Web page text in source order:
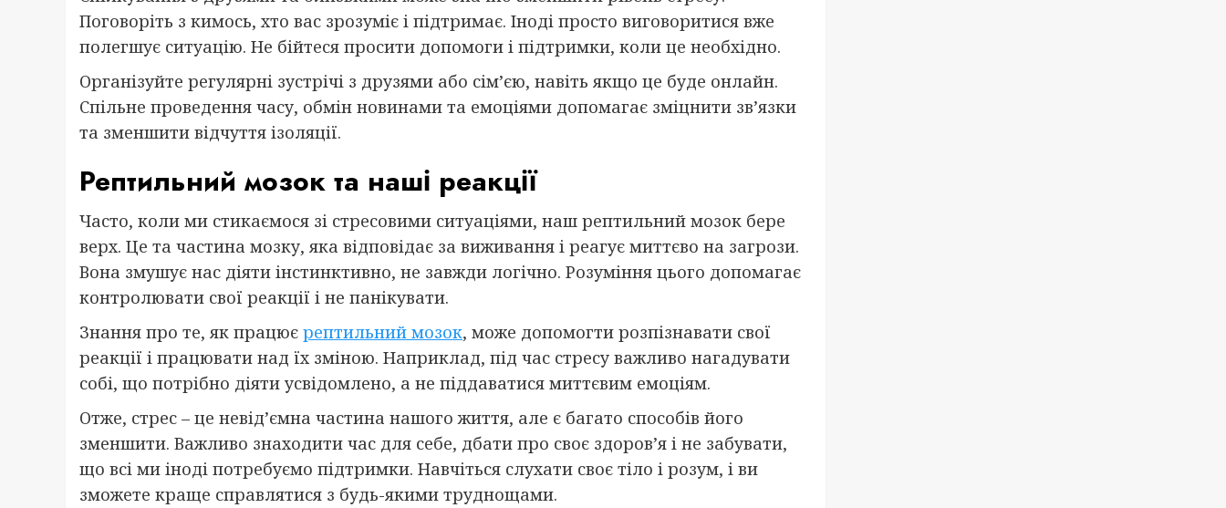
Поговоріть з кимось, хто вас зрозуміє і підтримає. Іноді просто виговоритися вже
полегшує ситуацію. Не бійтеся просити допомоги і підтримки, коли це необхідно.
Організуйте регулярні зустрічі з друзями або сім’єю, навіть якщо це буде онлайн.
Спільне проведення часу, обмін новинами та емоціями допомагає зміцнити зв’язки
та зменшити відчуття ізоляції.
Рептильний мозок та наші реакції
Часто, коли ми стикаємося зі стресовими ситуаціями, наш рептильний мозок бере
верх. Це та частина мозку, яка відповідає за виживання і реагує миттєво на загрози.
Вона змушує нас діяти інстинктивно, не завжди логічно. Розуміння цього допомагає
контролювати свої реакції і не панікувати.
Знання про те, як працює рептильний мозок, може допомогти розпізнавати свої
реакції і працювати над їх зміною. Наприклад, під час стресу важливо нагадувати
собі, що потрібно діяти усвідомлено, а не піддаватися миттєвим емоціям.
Отже, стрес – це невід’ємна частина нашого життя, але є багато способів його
зменшити. Важливо знаходити час для себе, дбати про своє здоров’я і не забувати,
що всі ми іноді потребуємо підтримки. Навчіться слухати своє тіло і розум, і ви
зможете краще справлятися з будь-якими труднощами.